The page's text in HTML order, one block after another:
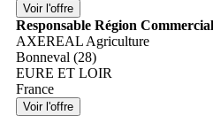
Responsable Région
AXEREAL Agriculture
Bonneval (28)
EURE ET LOIR
France